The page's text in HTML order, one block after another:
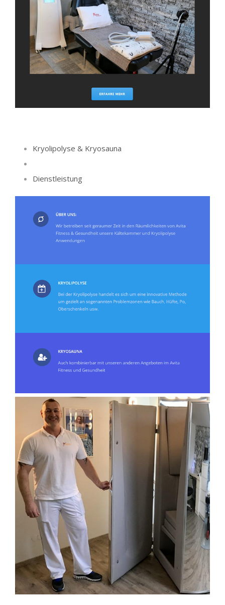
Kryolipolyse & Kryosauna
Dienstleistung